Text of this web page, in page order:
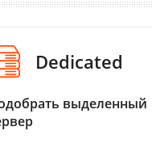
Dedicated
выделенный